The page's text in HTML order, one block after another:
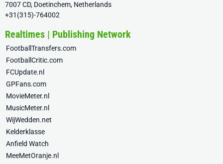
7007 CD, Doetinchem, Netherlands
+31(315)-764002
Realtimes | Publishing Network
FootballTransfers.com
FootballCritic.com
FCUpdate.nl
GPFans.com
MovieMeter.nl
MusicMeter.nl
WijWedden.net
Kelderklasse
Anfield Watch
MeeMetOranje.nl